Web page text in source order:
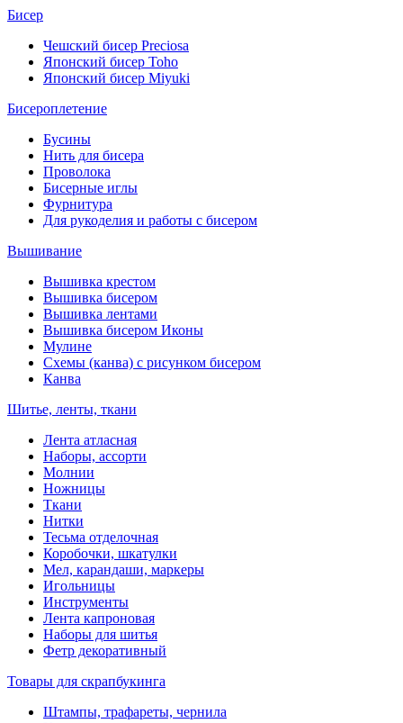
Бисер
Чешский бисер Preciosa
Японский бисер Toho
Японский бисер Miyuki
Бисероплетение
Бусины
Нить для бисера
Проволока
Бисерные иглы
Фурнитура
Для рукоделия и работы с бисером
Вышивание
Вышивка крестом
Вышивка бисером
Вышивка лентами
Вышивка бисером Иконы
Мулине
Схемы (канва) с рисунком бисером
Канва
Шитье, ленты, ткани
Лента атласная
Наборы, ассорти
Молнии
Ножницы
Ткани
Нитки
Тесьма отделочная
Коробочки, шкатулки
Мел, карандаши, маркеры
Игольницы
Инструменты
Лента капроновая
Наборы для шитья
Фетр декоративный
Товары для скрапбукинга
Штампы, трафареты, чернила